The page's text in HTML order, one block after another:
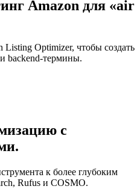
Amazon для «air
Listing Optimizer, чтобы создать
backend-термины.
с
к более глубоким
Rufus и COSMO.